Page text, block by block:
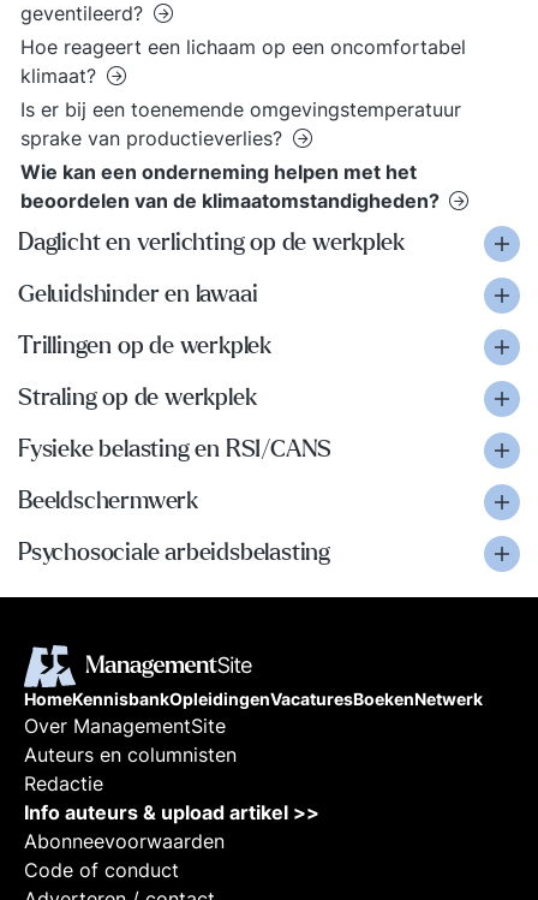
geventileerd?
Hoe reageert een lichaam op een oncomfortabel
klimaat?
Is er bij een toenemende omgevingstemperatuur
sprake van productieverlies?
Wie kan een onderneming helpen met het
beoordelen van de klimaatomstandigheden?
Daglicht en verlichting op de werkplek
Geluidshinder en lawaai
Trillingen op de werkplek
Straling op de werkplek
Fysieke belasting en RSI/CANS
Beeldschermwerk
Psychosociale arbeidsbelasting
HomeKennisbankOpleidingenVacaturesBoekenNetwerk
Over ManagementSite
Auteurs en columnisten
Redactie
Info auteurs & upload artikel >>
Abonneevoorwaarden
Code of conduct